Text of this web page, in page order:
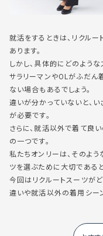
就活をするときは、リクル
あります。
しかし、具体的にどのよう
サラリーマンやOLがふだん
ない場合もあるでしょう。
違いが分かっていないと、
が必要です。
さらに、就活以外で着て良
の一つです。
私たちオンリーは、そのよ
ツを選ぶために大切である
今回はリクルートスーツが
違いや就活以外の着用シー